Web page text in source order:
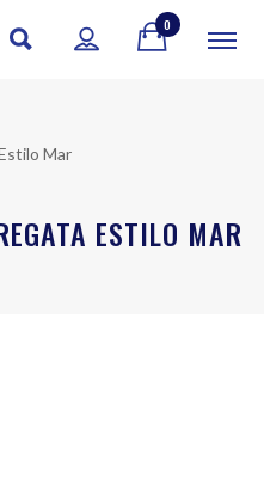
0
Mar
ESTILO MAR